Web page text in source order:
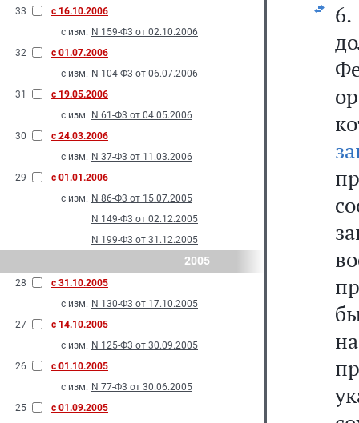
33
с 16.10.2006
с изм. N 159-Ф3 от 02.10.2006
32
с 01.07.2006
с изм. N 104-Ф3 от 06.07.2006
31
с 19.05.2006
с изм. N 61-Ф3 от 04.05.2006
30
с 24.03.2006
с изм. N 37-Ф3 от 11.03.2006
29
с 01.01.2006
с изм. N 86-Ф3 от 15.07.2005
N 149-Ф3 от 02.12.2005
N 199-Ф3 от 31.12.2005
2005
28
с 31.10.2005
с изм. N 130-Ф3 от 17.10.2005
27
с 14.10.2005
с изм. N 125-Ф3 от 30.09.2005
26
с 01.10.2005
с изм. N 77-Ф3 от 30.06.2005
25
с 01.09.2005